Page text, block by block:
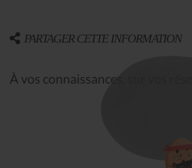
PARTAGER CETTE INFORMATION
À vos connaissances, sur vos